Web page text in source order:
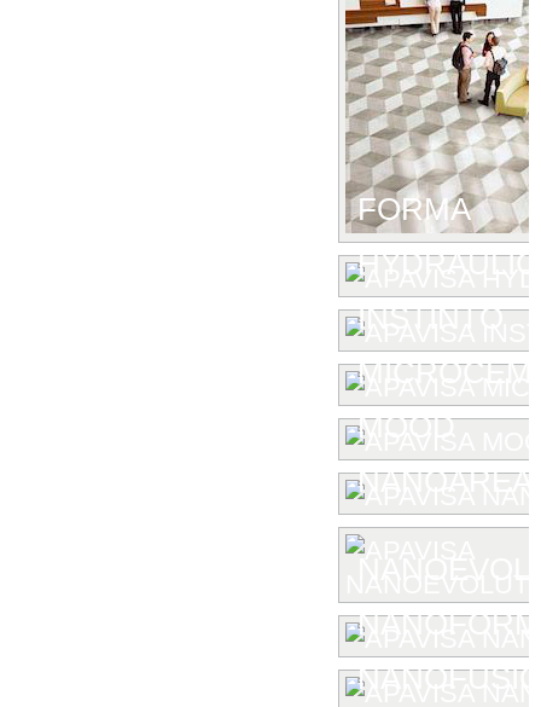
FORMA
HYDRAULIC
INSTINTO
MOOD
NANOAREA